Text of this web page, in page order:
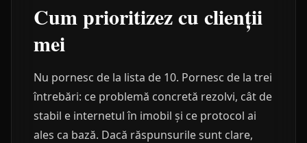
Cum prioritizez cu clienții
mei
Nu pornesc de la lista de 10. Pornesc de la trei
întrebări: ce problemă concretă rezolvi, cât de
stabil e internetul în imobil și ce protocol ai
ales ca bază. Dacă răspunsurile sunt clare,